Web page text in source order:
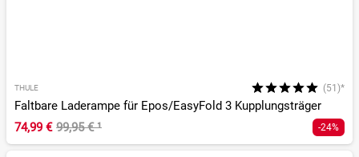
THULE (51)*
Faltbare Laderampe für Epos/EasyFold 3 Kupplungsträger
74,99 € 99,95 €¹ -24%